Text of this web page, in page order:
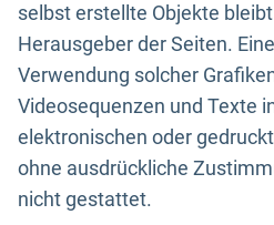
selbst erstellte Objekte
Herausgeber der Seiten.
Verwendung solcher
Videosequenzen und Texte
elektronischen oder
ohne ausdrückliche
nicht gestattet.